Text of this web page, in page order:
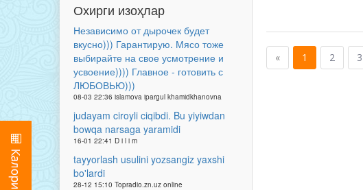
Охирги изоҳлар
Независимо от дырочек будет
вкусно))) Гарантирую. Мясо тоже
выбирайте на свое усмотрение и
усвоение)))) Главное - готовить с
ЛЮБОВЬЮ)))
08-03 22:36 islamova ipargul khamidkhanovna
judayam ciroyli ciqibdi. Bu yiyiwdan
bowqa narsaga yaramidi
16-01 22:41 D i l i m
tayyorlash usulini yozsangiz yaxshi
bo'lardi
28-12 15:10 Topradio.zn.uz online
« 1 2 3